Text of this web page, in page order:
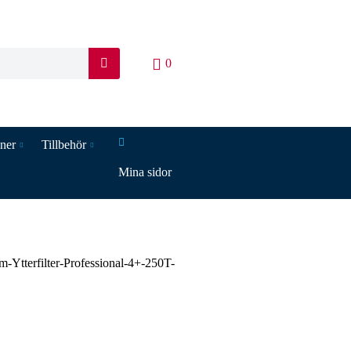
S
0
Tillbehör
Mina sidor
Ytterfilter-Professional-4+-250T-